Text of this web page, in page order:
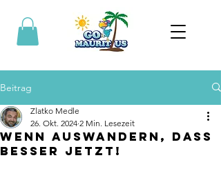
Beitrag
Wenn auswandern, dass
besser jetzt!
Zlatko Medle
26. Okt. 2024 2 Min. Lesezeit